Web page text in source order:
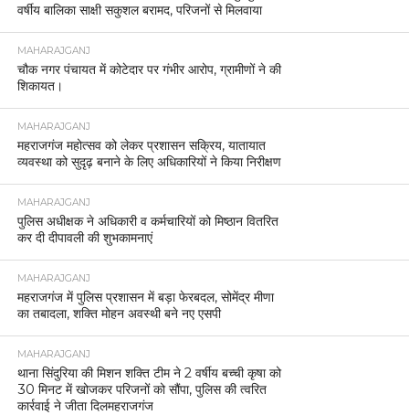
वर्षीय बालिका साक्षी सकुशल बरामद, परिजनों से मिलवाया
MAHARAJGANJ
चौक नगर पंचायत में कोटेदार पर गंभीर आरोप, ग्रामीणों ने की
शिकायत।
MAHARAJGANJ
महराजगंज महोत्सव को लेकर प्रशासन सक्रिय, यातायात
व्यवस्था को सुदृढ़ बनाने के लिए अधिकारियों ने किया निरीक्षण
MAHARAJGANJ
पुलिस अधीक्षक ने अधिकारी व कर्मचारियों को मिष्ठान वितरित
कर दी दीपावली की शुभकामनाएं
MAHARAJGANJ
महराजगंज में पुलिस प्रशासन में बड़ा फेरबदल, सोमेंद्र मीणा
का तबादला, शक्ति मोहन अवस्थी बने नए एसपी
MAHARAJGANJ
थाना सिंदुरिया की मिशन शक्ति टीम ने 2 वर्षीय बच्ची कृषा को
30 मिनट में खोजकर परिजनों को सौंपा, पुलिस की त्वरित
कार्रवाई ने जीता दिलमहराजगंज